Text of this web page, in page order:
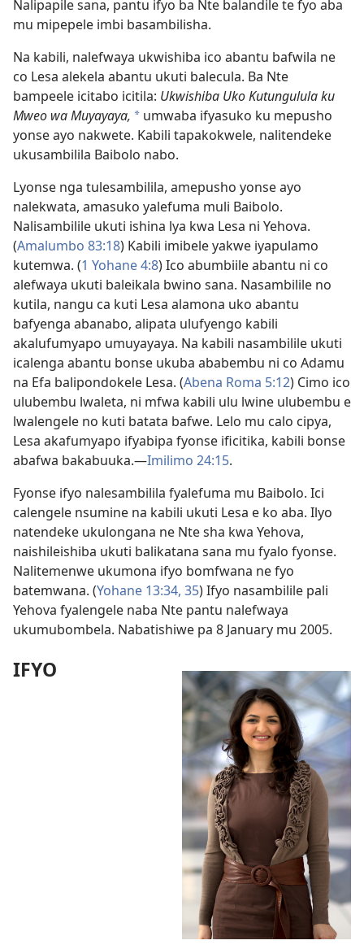
Nalipapile sana, pantu ifyo ba Nte balandile te fyo aba
mu mipepele imbi basambilisha.
Na kabili, nalefwaya ukwishiba ico abantu bafwila ne
co Lesa alekela abantu ukuti balecula. Ba Nte
bampeele icitabo icitila: Ukwishiba Uko Kutungulula ku
Mweo wa Muyayaya, * umwaba ifyasuko ku mepusho
yonse ayo nakwete. Kabili tapakokwele, nalitendeke
ukusambilila Baibolo nabo.
Lyonse nga tulesambilila, amepusho yonse ayo
nalekwata, amasuko yalefuma muli Baibolo.
Nalisambilile ukuti ishina lya kwa Lesa ni Yehova.
(Amalumbo 83:18) Kabili imibele yakwe iyapulamo
kutemwa. (1 Yohane 4:8) Ico abumbiile abantu ni co
alefwaya ukuti baleikala bwino sana. Nasambilile no
kutila, nangu ca kuti Lesa alamona uko abantu
bafyenga abanabo, alipata ulufyengo kabili
akalufumyapo umuyayaya. Na kabili nasambilile ukuti
icalenga abantu bonse ukuba ababembu ni co Adamu
na Efa balipondokele Lesa. (Abena Roma 5:12) Cimo ico
ulubembu lwaleta, ni mfwa kabili ulu lwine ulubembu e
lwalengele no kuti batata bafwe. Lelo mu calo cipya,
Lesa akafumyapo ifyabipa fyonse ificitika, kabili bonse
abafwa bakabuuka.—Imilimo 24:15.
Fyonse ifyo nalesambilila fyalefuma mu Baibolo. Ici
calengele nsumine na kabili ukuti Lesa e ko aba. Ilyo
natendeke ukulongana ne Nte sha kwa Yehova,
naishileishiba ukuti balikatana sana mu fyalo fyonse.
Nalitemenwe ukumona ifyo bomfwana ne fyo
batemwana. (Yohane 13:34, 35) Ifyo nasambilile pali
Yehova fyalengele naba Nte pantu nalefwaya
ukumubombela. Nabatishiwe pa 8 January mu 2005.
IFYO